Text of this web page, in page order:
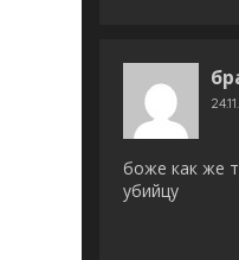
боже как же
убийцу